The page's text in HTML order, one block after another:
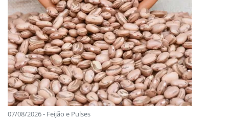
07/08/2026 - Feijão e Pulses